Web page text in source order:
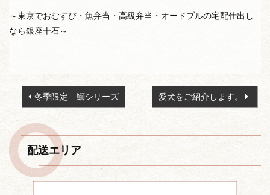
～東京でおむすび・魚弁当・高級弁当・オードブルの宅配仕出し
なら銀座十石～
投
稿
ナ
ビ
ゲ
ー
冬季限定 鰤シリーズ 愛犬をご紹介します。
配送エリア